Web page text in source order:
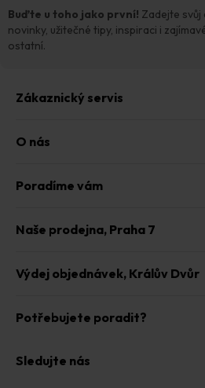
Buďte u toho jako první! Zadejte svůj
novinky, užitečné tipy, inspiraci i
ostatní.
Zákaznický servis
O nás
Poradíme vám
Naše prodejna, Praha 7
Výdej objednávek, Králův Dvůr
Potřebujete poradit?
Sledujte nás